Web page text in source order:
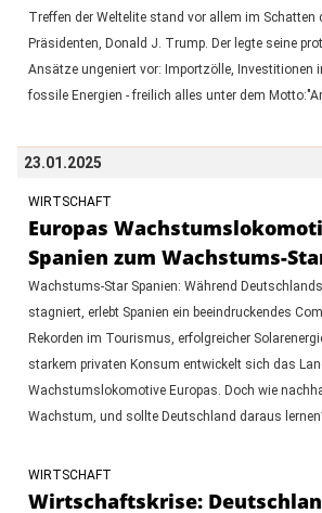
Treffen der Weltelite stand vor allem im Schatten
Präsidenten, Donald J. Trump. Der legte seine
Ansätze ungeniert vor: Importzölle, Investitionen
fossile Energien - freilich alles unter dem
23.01.2025
WIRTSCHAFT
Europas
Spanien zum Wachstums-
Wachstums-Star Spanien: Während
stagniert, erlebt Spanien ein beeindruckendes
Rekorden im Tourismus, erfolgreicher
starkem privaten Konsum entwickelt sich das
Wachstumslokomotive Europas. Doch wie
Wachstum, und sollte Deutschland daraus
WIRTSCHAFT
Wirtschaftskrise: